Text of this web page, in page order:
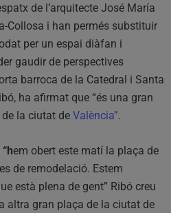
de l’arquitecte José María
Collosa i han permés substituir
per un espai diàfan i
gaudir de perspectives
barroca de la Catedral i Santa
ha afirmat que “és una gran
la ciutat de València”.
“hem obert este matí la plaça de
de remodelació. Estem
està plena de gent” Ribó creu
altra gran plaça de la ciutat de